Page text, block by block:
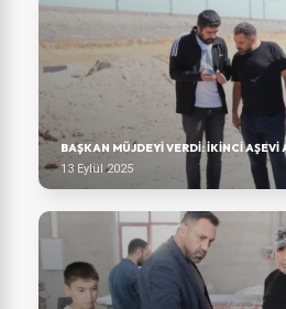
BAŞKAN MÜJDEYI VERDI: İKINCI AŞEVI
13 Eylül 2025